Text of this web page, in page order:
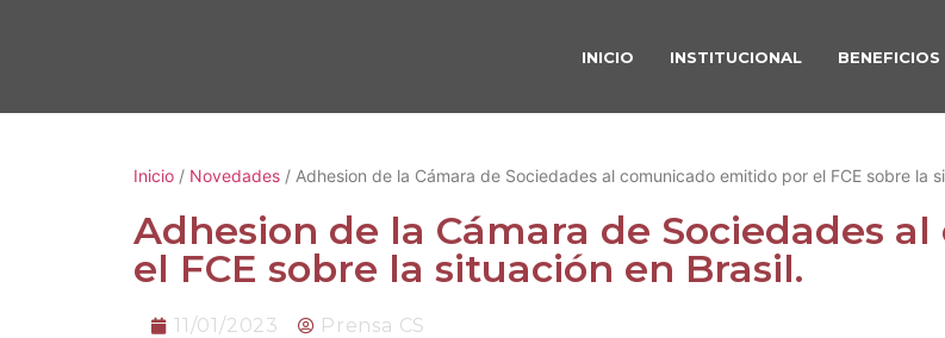
INICIO INSTITUCIONAL BENEFICIOS
Inicio / Novedades / Adhesion de la Cámara de Sociedades al comunicado emitido por el FCE sobre la
Adhesion de la Cámara de Sociedades
el FCE sobre la situación en Brasil.
11/01/2023 Prensa CS